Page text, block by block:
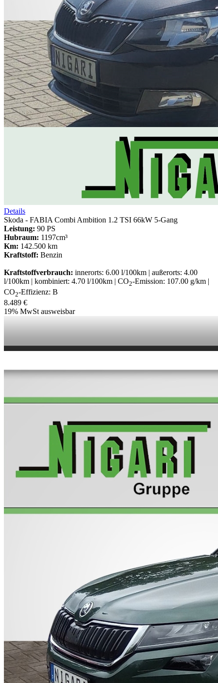
Details
Skoda - FABIA Combi Ambition 1.2 TSI 66kW 5-Gang
Leistung: 90 PS
Hubraum: 1197cm³
Km: 142.500 km
Kraftstoff: Benzin
Kraftstoffverbrauch: innerorts: 6.00 l/100km | außerorts: 4.00
l/100km | kombiniert: 4.70 l/100km | CO2-Emission: 107.00 g/km |
CO2-Effizienz: B
8.489 €
19% MwSt ausweisbar